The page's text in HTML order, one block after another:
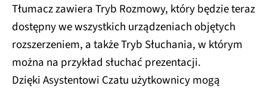
Tłumacz zawiera Tryb Rozmowy, który będzie teraz
dostępny we wszystkich urządzeniach objętych
rozszerzeniem, a także Tryb Słuchania, w którym
można na przykład słuchać prezentacji.
Dzięki Asystentowi Czatu użytkownicy mogą